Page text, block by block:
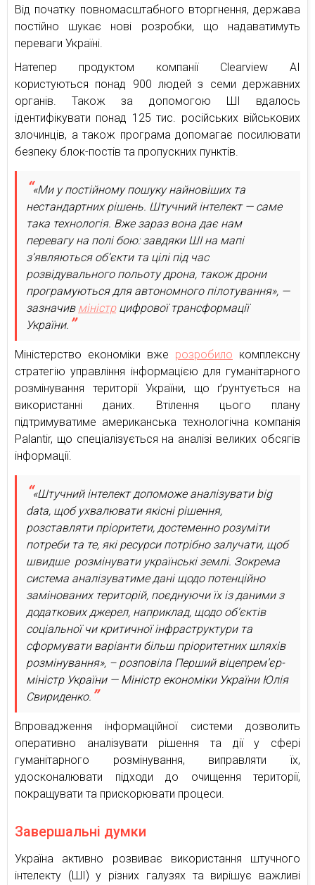
Від початку повномасштабного вторгнення, держава
постійно шукає нові розробки, що надаватимуть
переваги Україні.
Натепер продуктом компанії Clearview AI
користуються понад 900 людей з семи державних
органів. Також за допомогою ШІ вдалось
ідентифікувати понад 125 тис. російських військових
злочинців, а також програма допомагає посилювати
безпеку блок-постів та пропускних пунктів.
«Ми у постійному пошуку найновіших та
нестандартних рішень. Штучний інтелект — саме
така технологія. Вже зараз вона дає нам
перевагу на полі бою: завдяки ШІ на мапі
зʼявляються обʼєкти та цілі під час
розвідувального польоту дрона, також дрони
програмуються для автономного пілотування», —
зазначив міністрцифрової трансформації
України.
Міністерство економіки вже розробило комплексну
стратегію управління інформацією для гуманітарного
розмінування території України, що ґрунтується на
використанні даних. Втілення цього плану
підтримуватиме американська технологічна компанія
Palantir, що спеціалізується на аналізі великих обсягів
інформації.
«Штучний інтелект допоможе аналізувати big
data, щоб ухвалювати якісні рішення,
розставляти пріоритети, достеменно розуміти
потреби та те, які ресурси потрібно залучати, щоб
швидше розмінувати українські землі. Зокрема
система аналізуватиме дані щодо потенційно
замінованих територій, поєднуючи їх із даними з
додаткових джерел, наприклад, щодо обʼєктів
соціальної чи критичної інфраструктури та
сформувати варіанти більш пріоритетних шляхів
розмінування», – розповіла Перший віцепрем’єр-
міністр України — Міністр економіки України Юлія
Свириденко.
Впровадження інформаційної системи дозволить
оперативно аналізувати рішення та дії у сфері
гуманітарного розмінування, виправляти їх,
удосконалювати підходи до очищення території,
покращувати та прискорювати процеси.
Завершальні думки
Україна активно розвиває використання штучного
інтелекту (ШІ) у різних галузях та вирішує важливі